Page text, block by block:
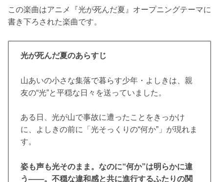
この楽曲はアニメ『光が死んだ夏』オープニングテーマに
書き下ろされた楽曲です。
光が死んだ夏のあらすじ
山あいの小さな集落で暮らす少年・よしきは、親
友の“光”と平穏な日々を送っていました。
ある日、光が山で事故に遭ったことをきっかけ
に、よしきの前に「光そっくりの“何か”」が現れま
す。
姿も声も光そのまま。なのに“何か”は明らかに違
う――。不穏な違和感と共に進行するふたりの関